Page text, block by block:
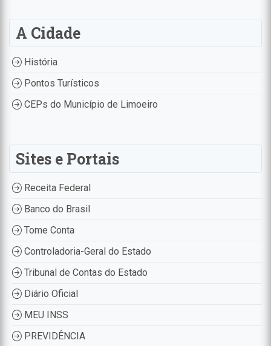
A Cidade
História
Pontos Turísticos
CEPs do Município de Limoeiro
Sites e Portais
Receita Federal
Banco do Brasil
Tome Conta
Controladoria-Geral do Estado
Tribunal de Contas do Estado
Diário Oficial
MEU INSS
PREVIDÊNCIA